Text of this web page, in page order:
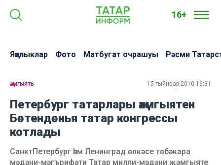
16+
Яңалыклар Фото Матбугат очрашуы Рәсми
җәмгыять 15 гыйнвар 2010 16:31
Петербург татарлары җәмгыятен
Бөтендөнья татар конгрессы
котлады
СанктПетербург һәм Ленинград өлкәсе төбәкара
мәдәни-мәгърифәти Татар милли-мәдәни җәмгыяте